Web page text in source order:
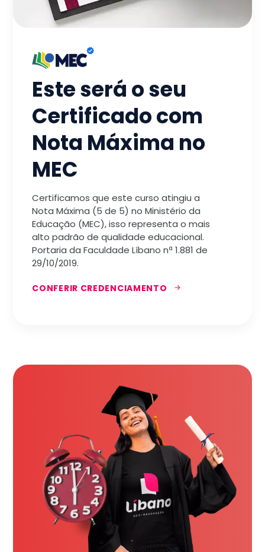
Este será o seu
Certificado com
Nota Máxima no
MEC
Certificamos que este curso atingiu a
Nota Máxima (5 de 5) no Ministério da
Educação (MEC), isso representa o mais
alto padrão de qualidade educacional.
Portaria da Faculdade Líbano nª 1.881 de
29/10/2019.
CONFERIR CREDENCIAMENTO